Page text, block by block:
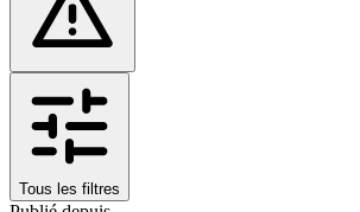
Tous les filtres